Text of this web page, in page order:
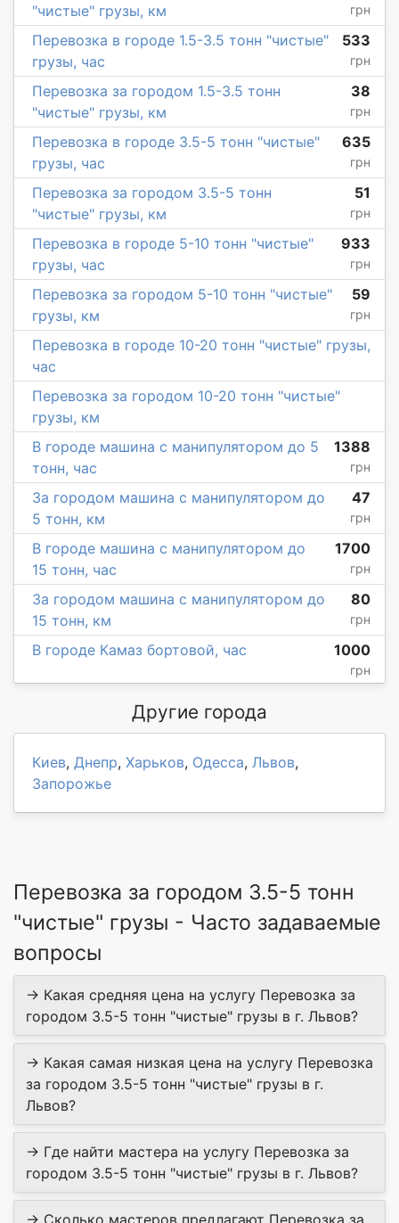
"чистые" грузы, км
грн
Перевозка в городе 1.5-3.5 тонн "чистые"
грузы, час
533
грн
Перевозка за городом 1.5-3.5 тонн
"чистые" грузы, км
38
грн
Перевозка в городе 3.5-5 тонн "чистые"
грузы, час
635
грн
Перевозка за городом 3.5-5 тонн
"чистые" грузы, км
51
грн
Перевозка в городе 5-10 тонн "чистые"
грузы, час
933
грн
Перевозка за городом 5-10 тонн "чистые"
грузы, км
59
грн
Перевозка в городе 10-20 тонн "чистые" грузы,
час
Перевозка за городом 10-20 тонн "чистые"
грузы, км
В городе машина с манипулятором до 5
тонн, час
1388
грн
За городом машина с манипулятором до
5 тонн, км
47
грн
В городе машина с манипулятором до
15 тонн, час
1700
грн
За городом машина с манипулятором до
15 тонн, км
80
грн
В городе Камаз бортовой, час 1000
грн
Другие города
Киев, Днепр, Харьков, Одесса, Львов,
Запорожье
Перевозка за городом 3.5-5 тонн
"чистые" грузы - Часто задаваемые
вопросы
→ Какая средняя цена на услугу Перевозка за
городом 3.5-5 тонн "чистые" грузы в г. Львов?
→ Какая самая низкая цена на услугу Перевозка
за городом 3.5-5 тонн "чистые" грузы в г.
Львов?
→ Где найти мастера на услугу Перевозка за
городом 3.5-5 тонн "чистые" грузы в г. Львов?
→ Сколько мастеров предлагают Перевозка за